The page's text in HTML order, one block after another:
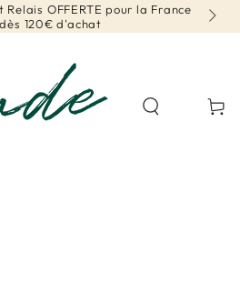
📦 Livraison en Point Relais OFFERTE
Belgique 🇧🇪 dès 99€ d'achat
Panier